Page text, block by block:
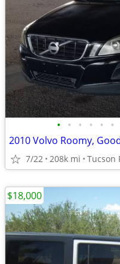
• • • • • •
7/22 208k mi Tucson
$18,000